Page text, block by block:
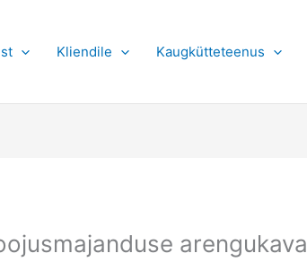
Kliendile Kaugkütteteenus
arengukava